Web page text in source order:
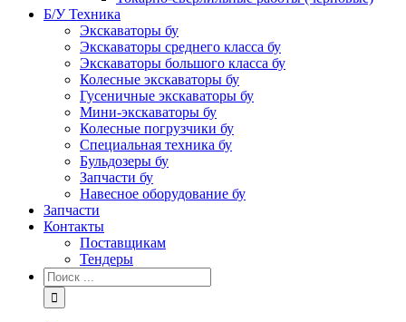
Б/У Техника
Экскаваторы бу
Экскаваторы среднего класса бу
Экскаваторы большого класса бу
Колесные экскаваторы бу
Гусеничные экскаваторы бу
Мини-экскаваторы бу
Колесные погрузчики бу
Специальная техника бу
Бульдозеры бу
Запчасти бу
Навесное оборудование бу
Запчасти
Контакты
Поставщикам
Тендеры
Результат
поиска: